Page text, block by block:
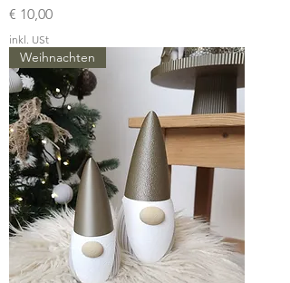
Preis
€ 10,00
inkl. USt
Weihnachten